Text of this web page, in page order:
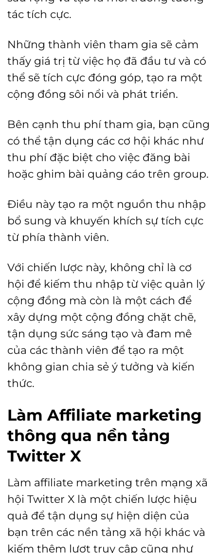
tác tích cực.
Những thành viên tham gia sẽ cảm
thấy giá trị từ việc họ đã đầu tư và có
thể sẽ tích cực đóng góp, tạo ra một
cộng đồng sôi nổi và phát triển.
Bên cạnh thu phí tham gia, bạn cũng
có thể tận dụng các cơ hội khác như
thu phí đặc biệt cho việc đăng bài
hoặc ghim bài quảng cáo trên group.
Điều này tạo ra một nguồn thu nhập
bổ sung và khuyến khích sự tích cực
từ phía thành viên.
Với chiến lược này, không chỉ là cơ
hội để kiếm thu nhập từ việc quản lý
cộng đồng mà còn là một cách để
xây dựng một cộng đồng chặt chẽ,
tận dụng sức sáng tạo và đam mê
của các thành viên để tạo ra một
không gian chia sẻ ý tưởng và kiến
thức.
Làm Affiliate marketing
thông qua nền tảng
Twitter X
Làm affiliate marketing trên mạng xã
hội Twitter X là một chiến lược hiệu
quả để tận dụng sự hiện diện của
bạn trên các nền tảng xã hội khác và
kiếm thêm lượt truy cập cũng như